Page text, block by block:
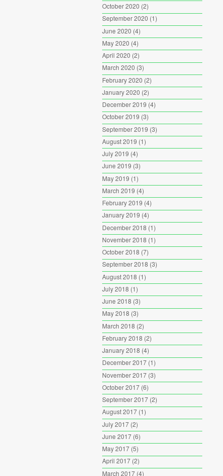
October 2020 (2)
September 2020 (1)
June 2020 (4)
May 2020 (4)
April 2020 (2)
March 2020 (3)
February 2020 (2)
January 2020 (2)
December 2019 (4)
October 2019 (3)
September 2019 (3)
August 2019 (1)
July 2019 (4)
June 2019 (3)
May 2019 (1)
March 2019 (4)
February 2019 (4)
January 2019 (4)
December 2018 (1)
November 2018 (1)
October 2018 (7)
September 2018 (3)
August 2018 (1)
July 2018 (1)
June 2018 (3)
May 2018 (3)
March 2018 (2)
February 2018 (2)
January 2018 (4)
December 2017(1)
November 2017(3)
October 2017(6)
September 2017(2)
August 2017(1)
July 2017(2)
June 2017(6)
May 2017(5)
April 2017(2)
March 2017(4)